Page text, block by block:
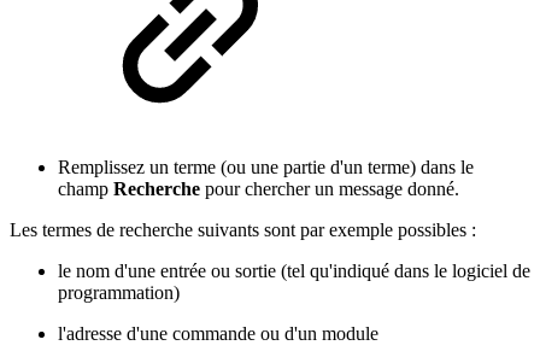
Remplissez un terme (ou une partie d'un terme) dans le
champ Recherche pour chercher un message donné.
Les termes de recherche suivants sont par exemple possibles :
le nom d'une entrée ou sortie (tel qu'indiqué dans le logiciel de
programmation)
l'adresse d'une commande ou d'un module